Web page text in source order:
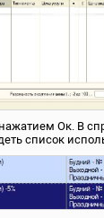
Ок. В
список